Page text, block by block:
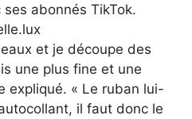
abonnés TikTok.
et je découpe des
une plus fine et une
expliqué. « Le ruban lui-
il faut donc le